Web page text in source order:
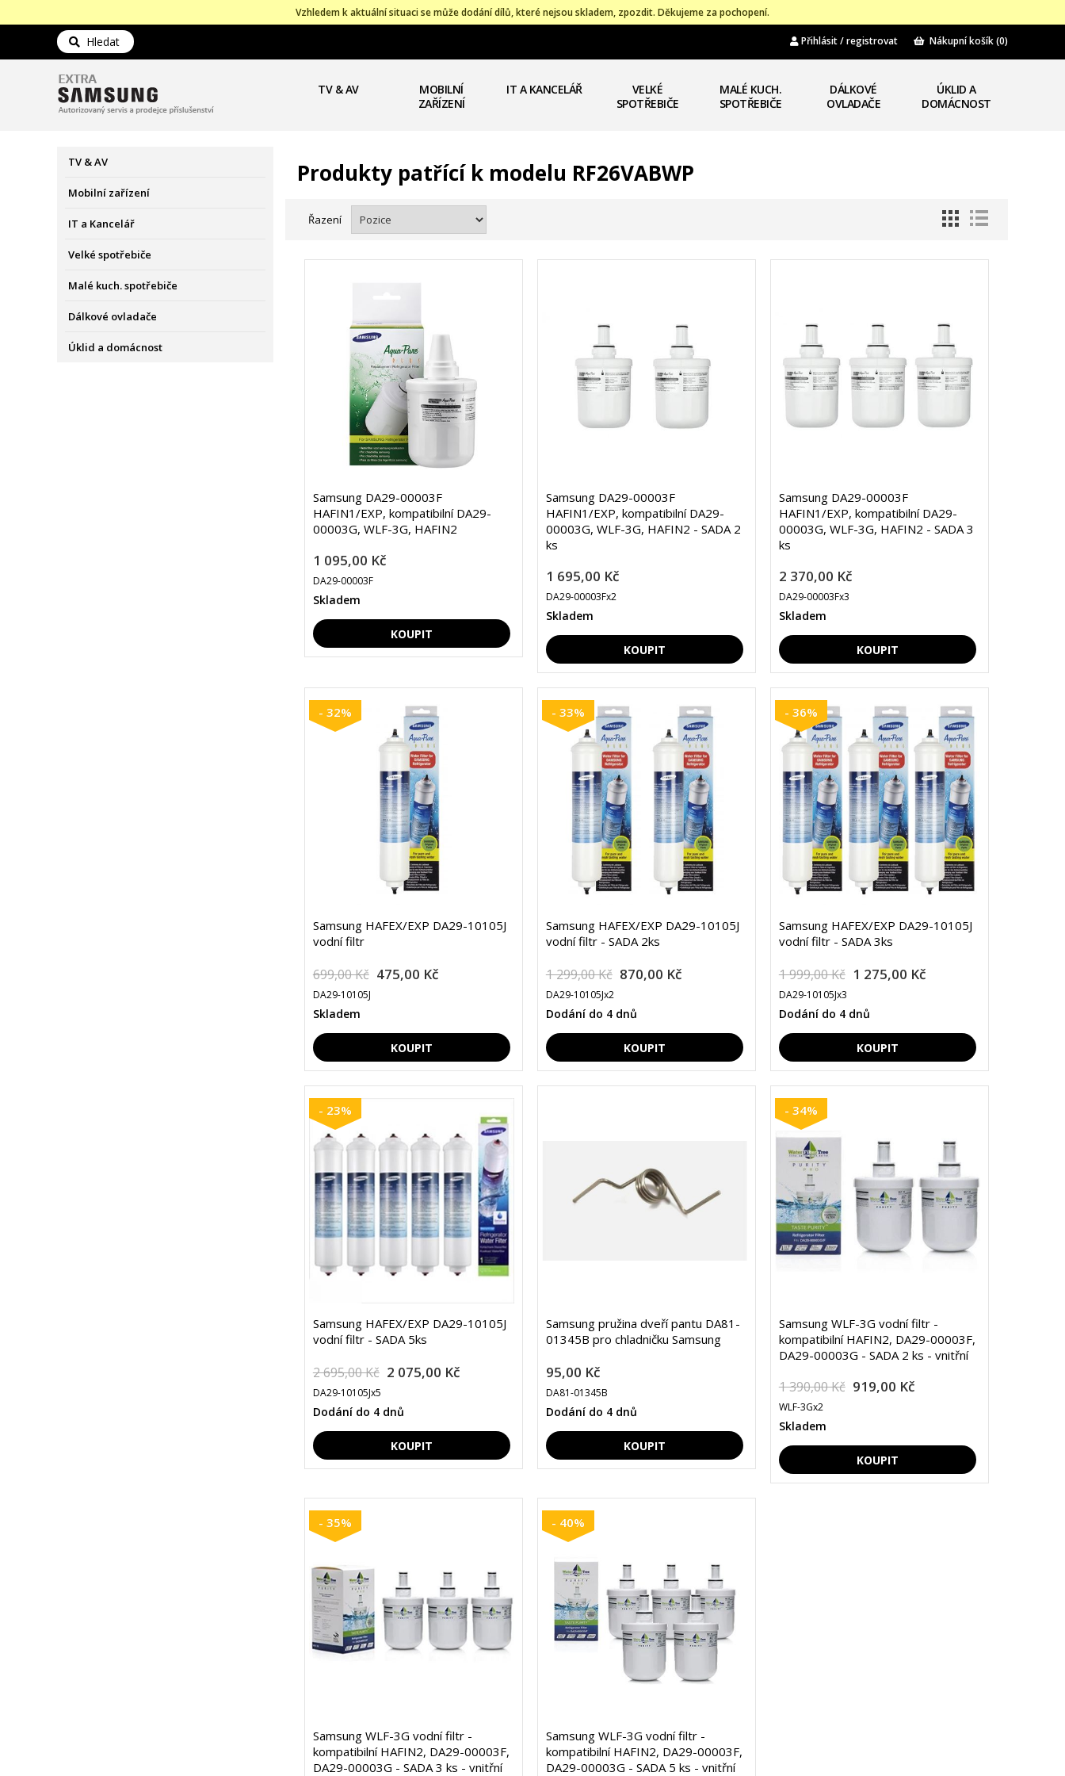
Vzhledem k aktuální situaci se může dodání dílů, které nejsou skladem, zpozdit. Děkujeme za pochopení.
Hledat Přihlásit / registrovat Nákupní košík(0)
TV & AV
MOBILNÍ
ZAŘÍZENÍ
IT A KANCELÁŘ
VELKÉ
SPOTŘEBIČE
MALÉ KUCH.
SPOTŘEBIČE
DÁLKOVÉ
OVLADAČE
ÚKLID A
DOMÁCNOST
TV & AV
Mobilní zařízení
IT a Kancelář
Velké spotřebiče
Malé kuch. spotřebiče
Dálkové ovladače
Úklid a domácnost
Produkty patřící k modelu RF26VABWP
Řazení
Samsung DA29-00003F
HAFIN1/EXP, kompatibilní DA29-
00003G, WLF-3G, HAFIN2
1 095,00 Kč
DA29-00003F
Skladem
Samsung DA29-00003F
HAFIN1/EXP, kompatibilní DA29-
00003G, WLF-3G, HAFIN2 - SADA 2
ks
1 695,00 Kč
DA29-00003Fx2
Skladem
Samsung DA29-00003F
HAFIN1/EXP, kompatibilní DA29-
00003G, WLF-3G, HAFIN2 - SADA 3
ks
2 370,00 Kč
DA29-00003Fx3
Skladem
- 32%
Samsung HAFEX/EXP DA29-10105J
vodní filtr
699,00 Kč 475,00 Kč
DA29-10105J
Skladem
- 33%
Samsung HAFEX/EXP DA29-10105J
vodní filtr - SADA 2ks
1 299,00 Kč 870,00 Kč
DA29-10105Jx2
Dodání do 4 dnů
- 36%
Samsung HAFEX/EXP DA29-10105J
vodní filtr - SADA 3ks
1 999,00 Kč 1 275,00 Kč
DA29-10105Jx3
Dodání do 4 dnů
- 23%
Samsung HAFEX/EXP DA29-10105J
vodní filtr - SADA 5ks
2 695,00 Kč 2 075,00 Kč
DA29-10105Jx5
Dodání do 4 dnů
Samsung pružina dveří pantu DA81-
01345B pro chladničku Samsung
95,00 Kč
DA81-01345B
Dodání do 4 dnů
- 34%
Samsung WLF-3G vodní filtr -
kompatibilní HAFIN2, DA29-00003F,
DA29-00003G - SADA 2 ks - vnitřní
1 390,00 Kč 919,00 Kč
WLF-3Gx2
Skladem
- 35%
Samsung WLF-3G vodní filtr -
kompatibilní HAFIN2, DA29-00003F,
DA29-00003G - SADA 3 ks - vnitřní
- 40%
Samsung WLF-3G vodní filtr -
kompatibilní HAFIN2, DA29-00003F,
DA29-00003G - SADA 5 ks - vnitřní